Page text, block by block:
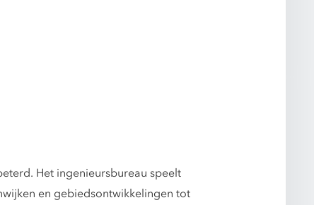
Het ingenieursbureau speelt
en gebiedsontwikkelingen tot